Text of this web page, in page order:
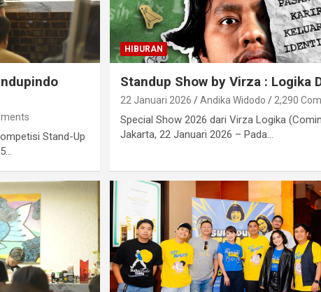
Stand-Up
HIBURAN
Standup Show by Virza : Logika
22 Januari 2026 Andika Widodo 2,290
Special Show 2026 dari Virza Logika
Jakarta, 22 Januari 2026 – Pada…